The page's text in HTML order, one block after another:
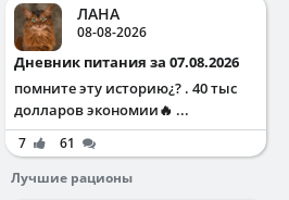
ЛАНА
08-08-2026
Дневник питания за 07.08.2026
помните эту историю¿? . 40 тыс
долларов экономии🔥 ...
7
61
Лучшие рационы